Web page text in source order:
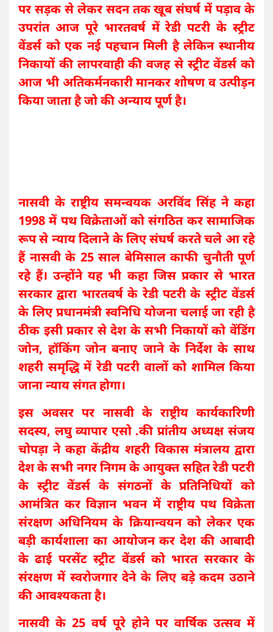
पर सड़क से लेकर सदन तक खूब संघर्ष में पड़ाव के
उपरांत आज पूरे भारतवर्ष में रेडी पटरी के स्ट्रीट
वेंडर्स को एक नई पहचान मिली है लेकिन स्थानीय
निकायों की लापरवाही की वजह से स्ट्रीट वेंडर्स को
आज भी अतिकर्मनकारी मानकर शोषण व उत्पीड़न
किया जाता है जो की अन्याय पूर्ण है।
नासवी के राष्ट्रीय समन्वयक अरविंद सिंह ने कहा
1998 में पथ विक्रेताओं को संगठित कर सामाजिक
रूप से न्याय दिलाने के लिए संघर्ष करते चले आ रहे
हैं नासवी के 25 साल बेमिसाल काफी चुनौती पूर्ण
रहे हैं। उन्होंने यह भी कहा जिस प्रकार से भारत
सरकार द्वारा भारतवर्ष के रेडी पटरी के स्ट्रीट वेंडर्स
के लिए प्रधानमंत्री स्वनिधि योजना चलाई जा रही है
ठीक इसी प्रकार से देश के सभी निकायों को वेंडिंग
जोन, हॉकिंग जोन बनाए जाने के निर्देश के साथ
शहरी समृद्धि में रेडी पटरी वालों को शामिल किया
जाना न्याय संगत होगा।
इस अवसर पर नासवी के राष्ट्रीय कार्यकारिणी
सदस्य, लघु व्यापार एसो .की प्रांतीय अध्यक्ष संजय
चोपड़ा ने कहा केंद्रीय शहरी विकास मंत्रालय द्वारा
देश के सभी नगर निगम के आयुक्त सहित रेडी पटरी
के स्ट्रीट वेंडर्स के संगठनों के प्रतिनिधियों को
आमंत्रित कर विज्ञान भवन में राष्ट्रीय पथ विक्रेता
संरक्षण अधिनियम के क्रियान्वयन को लेकर एक
बड़ी कार्यशाला का आयोजन कर देश की आबादी
के ढाई परसेंट स्ट्रीट वेंडर्स को भारत सरकार के
संरक्षण में स्वरोजगार देने के लिए बड़े कदम उठाने
की आवश्यकता है।
नासवी के 25 वर्ष पूरे होने पर वार्षिक उत्सव में